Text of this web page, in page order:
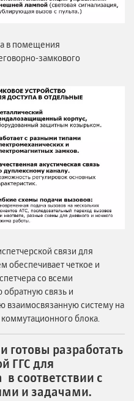
в помещения
замкового
связи для
обеспечивает четкое и
со всеми
связь и
взаимосвязанную систему на
блока.
разработать
ГГС для
в соответствии с
и задачами.